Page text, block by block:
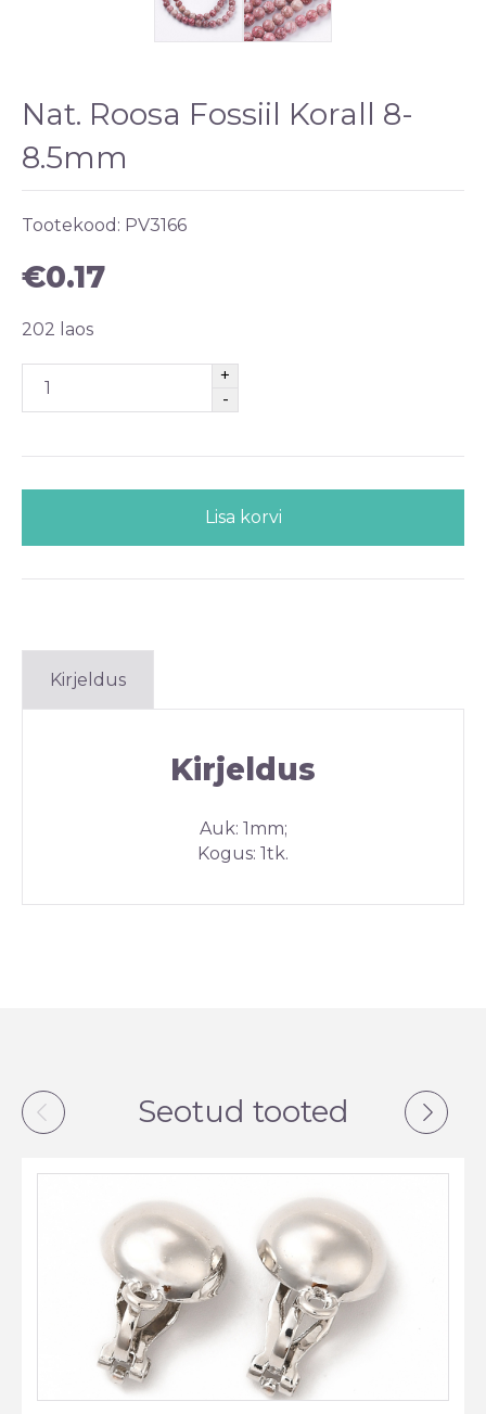
Nat. Roosa Fossiil Korall 8-
8.5mm
Tootekood: PV3166
€0.17
202 laos
Lisa korvi
Kirjeldus
Kirjeldus
Auk: 1mm;
Kogus: 1tk.
Seotud tooted